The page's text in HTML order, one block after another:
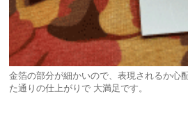
名刺を自分で注文したことがなかったので
ても感激しています。